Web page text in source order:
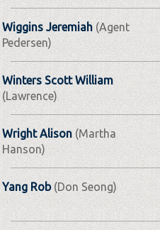
Wiggins Jeremiah(Agent
Pedersen)
Winters Scott William
(Lawrence)
Wright Alison (Martha
Hanson)
Yang Rob(Don Seong)